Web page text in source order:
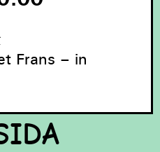
Frans – in